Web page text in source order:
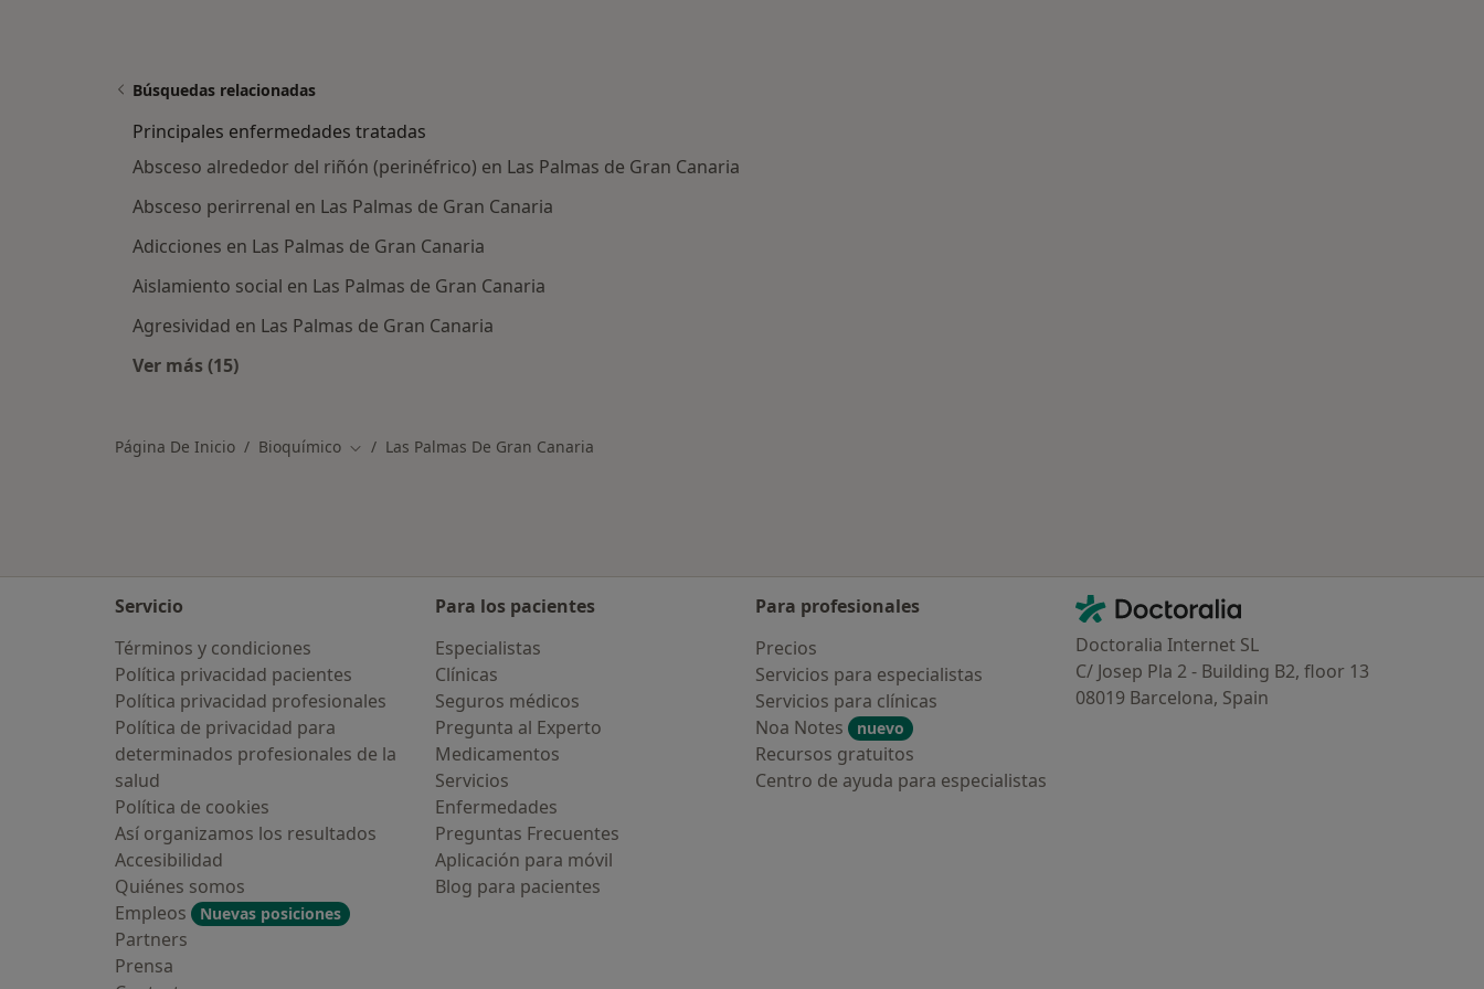
Búsquedas relacionadas
Principales enfermedades tratadas
Absceso alrededor del riñón (perinéfrico) en Las Palmas de Gran Canaria
Absceso perirrenal en Las Palmas de Gran Canaria
Adicciones en Las Palmas de Gran Canaria
Aislamiento social en Las Palmas de Gran Canaria
Agresividad en Las Palmas de Gran Canaria
Ver más (15)
Página De Inicio Bioquímico Cambiar de ciudad
Las Palmas De Gran Canaria
Servicio
Términos y condiciones
Política privacidad pacientes
Política privacidad profesionales
Política de privacidad para
determinados profesionales de la
salud
Política de cookies
Así organizamos los resultados
Accesibilidad
Quiénes somos
Empleos
Nuevas posiciones
Partners
Prensa
Para los pacientes
Especialistas
Clínicas
Seguros médicos
Pregunta al Experto
Medicamentos
Servicios
Enfermedades
Preguntas Frecuentes
Aplicación para móvil
Blog para pacientes
Para profesionales
Precios
Servicios para especialistas
Servicios para clínicas
Noa Notes
nuevo
Recursos gratuitos
Centro de ayuda para especialistas
Contacto
Doctoralia - Página de inicio
Doctoralia Internet SL
C/ Josep Pla 2 - Building B2, floor 13
08019 Barcelona, Spain